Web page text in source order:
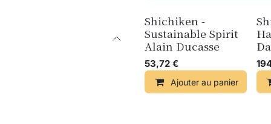
Shichiken -
Sustainable Spirit
Alain Ducasse
53,72 €
Ajouter au panier